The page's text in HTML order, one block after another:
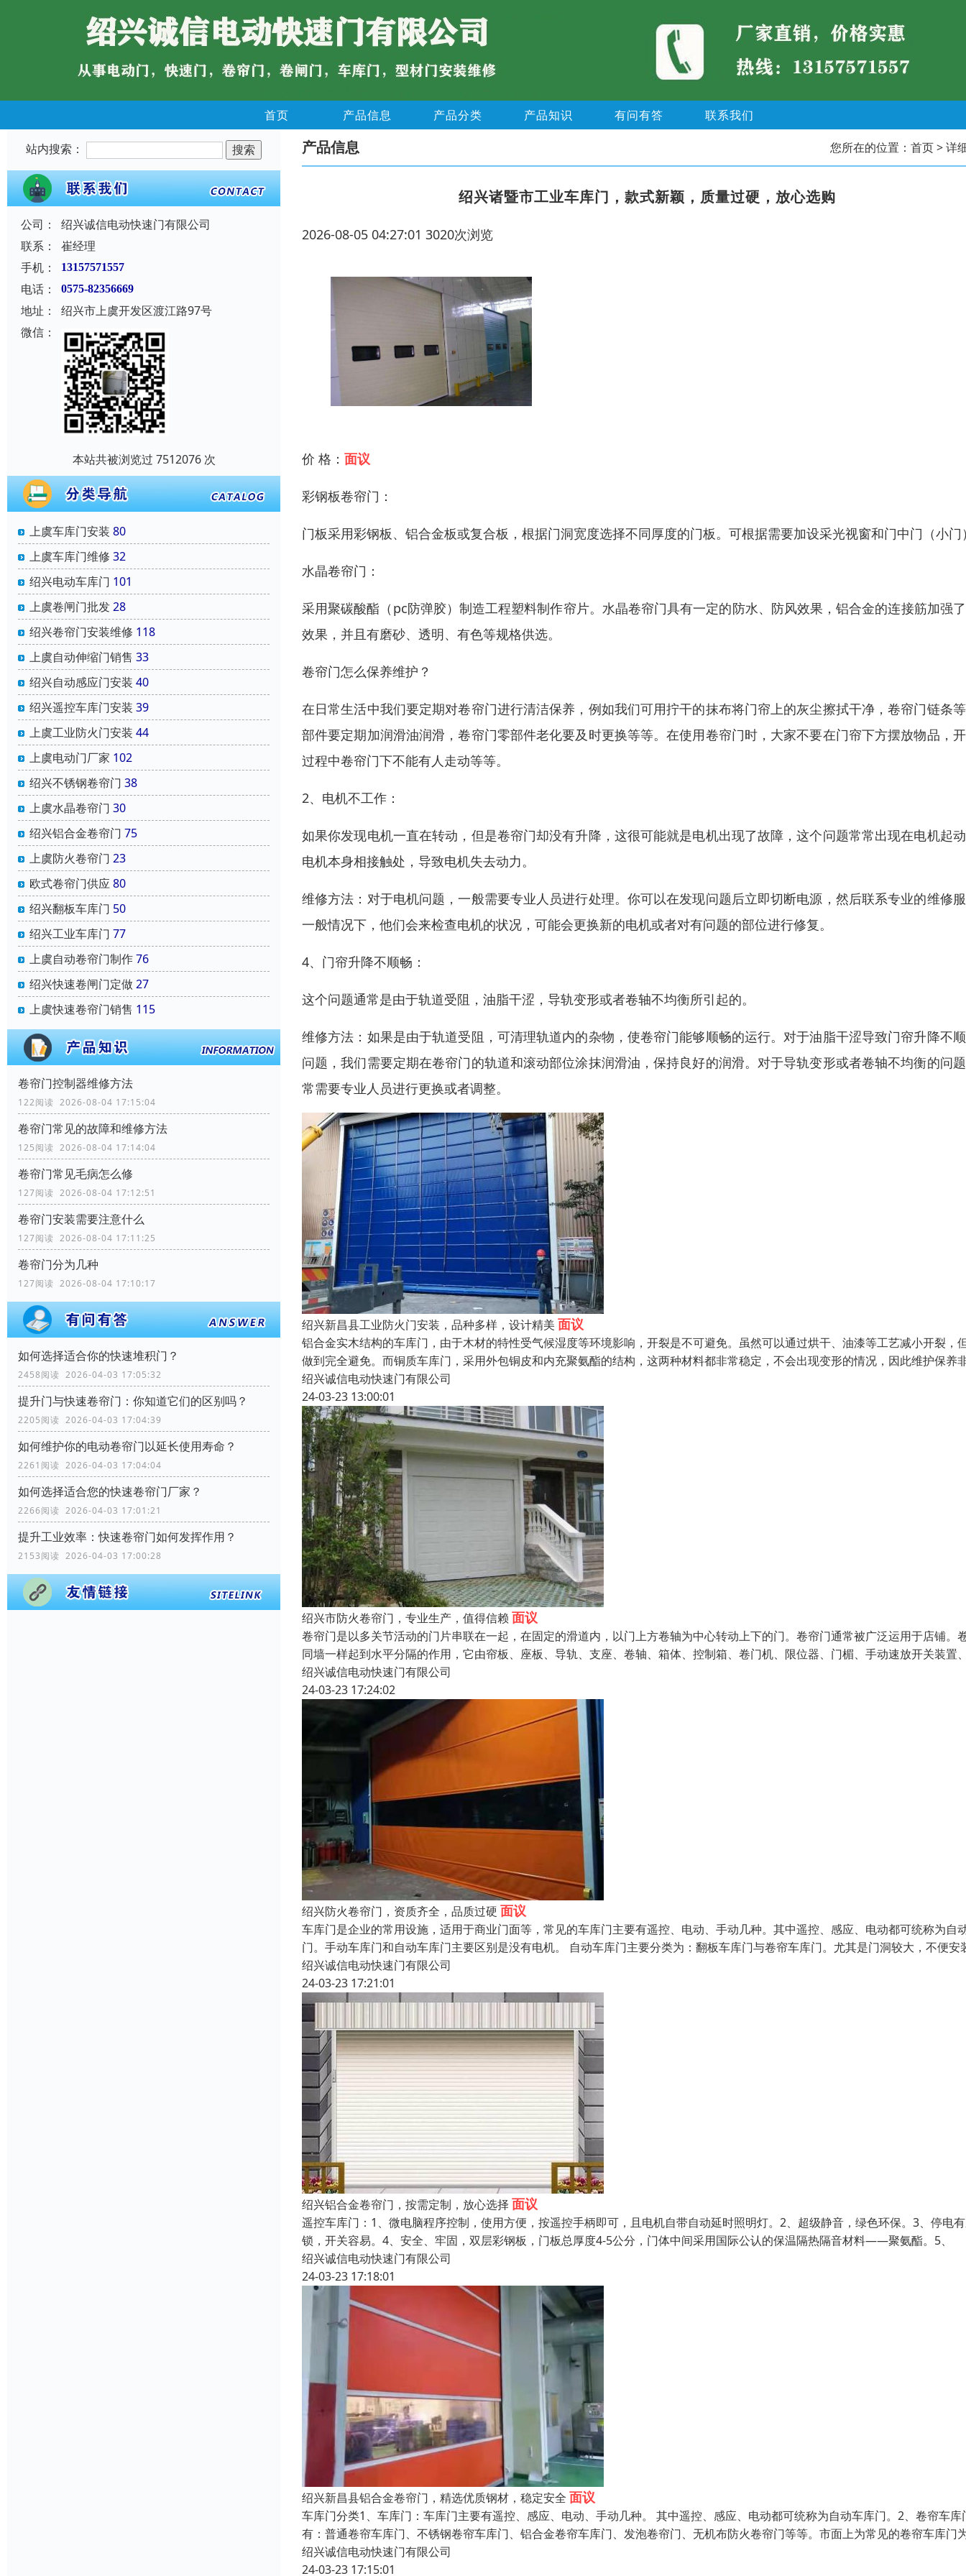
首页 产品信息 产品分类 产品知识 有问有答 联系我们
站内搜索：
公司：
绍兴诚信电动快速门有限公司
联系：
崔经理
手机：
13157571557
电话： 0575-82356669
地址：
绍兴市上虞开发区渡江路97号
微信：
本站共被浏览过 7512076 次
上虞车库门安装 80
上虞车库门维修 32
绍兴电动车库门 101
上虞卷闸门批发28
绍兴卷帘门安装维修 118
上虞自动伸缩门销售 33
绍兴自动感应门安装 40
绍兴遥控车库门安装 39
上虞工业防火门安装 44
上虞电动门厂家 102
绍兴不锈钢卷帘门 38
上虞水晶卷帘门 30
绍兴铝合金卷帘门 75
上虞防火卷帘门 23
欧式卷帘门供应80
绍兴翻板车库门 50
绍兴工业车库门 77
上虞自动卷帘门制作76
绍兴快速卷闸门定做27
上虞快速卷帘门销售 115
卷帘门控制器维修方法
122阅读 2026-08-04 17:15:04
卷帘门常见的故障和维修方法
125阅读 2026-08-04 17:14:04
卷帘门常见毛病怎么修
127阅读 2026-08-04 17:12:51
卷帘门安装需要注意什么
127阅读 2026-08-04 17:11:25
卷帘门分为几种
127阅读 2026-08-04 17:10:17
如何选择适合你的快速堆积门？
2458阅读 2026-04-03 17:05:32
提升门与快速卷帘门：你知道它们的区别吗？
2205阅读 2026-04-03 17:04:39
如何维护你的电动卷帘门以延长使用寿命？
2261阅读 2026-04-03 17:04:04
如何选择适合您的快速卷帘门厂家？
2266阅读 2026-04-03 17:01:21
提升工业效率：快速卷帘门如何发挥作用？
2153阅读 2026-04-03 17:00:28
产品信息 您所在的位置： 首页> 详
绍兴诸暨市工业车库门，款式新颖，质量过硬，放心选购
2026-08-05 04:27:01 3020次浏览
价 格： 面议
彩钢板卷帘门：
门板采用彩钢板、铝合金板或复合板，根据门洞宽度选择不同厚度的门板。可根据需要加设采光视窗和门中门（小门
水晶卷帘门：
采用聚碳酸酯（pc防弹胶）制造工程塑料制作帘片。水晶卷帘门具有一定的防水、防风效果，铝合金的连接筋加强
效果，并且有磨砂、透明、有色等规格供选。
卷帘门怎么保养维护？
在日常生活中我们要定期对卷帘门进行清洁保养，例如我们可用拧干的抹布将门帘上的灰尘擦拭干净，卷帘门链条
部件要定期加润滑油润滑，卷帘门零部件老化要及时更换等等。在使用卷帘门时，大家不要在门帘下方摆放物品，
过程中卷帘门下不能有人走动等等。
2、电机不工作：
如果你发现电机一直在转动，但是卷帘门却没有升降，这很可能就是电机出现了故障，这个问题常常出现在电机起
电机本身相接触处，导致电机失去动力。
维修方法：对于电机问题，一般需要专业人员进行处理。你可以在发现问题后立即切断电源，然后联系专业的维修
一般情况下，他们会来检查电机的状况，可能会更换新的电机或者对有问题的部位进行修复。
4、门帘升降不顺畅：
这个问题通常是由于轨道受阻，油脂干涩，导轨变形或者卷轴不均衡所引起的。
维修方法：如果是由于轨道受阻，可清理轨道内的杂物，使卷帘门能够顺畅的运行。对于油脂干涩导致门帘升降不
问题，我们需要定期在卷帘门的轨道和滚动部位涂抹润滑油，保持良好的润滑。对于导轨变形或者卷轴不均衡的问
常需要专业人员进行更换或者调整。
绍兴新昌县工业防火门安装，品种多样，设计精美 面议
铝合金实木结构的车库门，由于木材的特性受气候湿度等环境影响，开裂是不可避免。虽然可以通过烘干、油漆等工艺减小开裂，
做到完全避免。而铜质车库门，采用外包铜皮和内充聚氨酯的结构，这两种材料都非常稳定，不会出现变形的情况，因此维护保养
绍兴诚信电动快速门有限公司
24-03-23 13:00:01
绍兴市防火卷帘门，专业生产，值得信赖 面议
卷帘门是以多关节活动的门片串联在一起，在固定的滑道内，以门上方卷轴为中心转动上下的门。卷帘门通常被广泛运用于店铺。
同墙一样起到水平分隔的作用，它由帘板、座板、导轨、支座、卷轴、箱体、控制箱、卷门机、限位器、门楣、手动速放开关装置
绍兴诚信电动快速门有限公司
24-03-23 17:24:02
绍兴防火卷帘门，资质齐全，品质过硬 面议
车库门是企业的常用设施，适用于商业门面等，常见的车库门主要有遥控、电动、手动几种。其中遥控、感应、电动都可统称为自
门。手动车库门和自动车库门主要区别是没有电机。 自动车库门主要分类为：翻板车库门与卷帘车库门。尤其是门洞较大，不便安
绍兴诚信电动快速门有限公司
24-03-23 17:21:01
绍兴铝合金卷帘门，按需定制，放心选择 面议
遥控车库门：1、微电脑程序控制，使用方便，按遥控手柄即可，且电机自带自动延时照明灯。2、超级静音，绿色环保。3、停电
锁，开关容易。4、安全、牢固，双层彩钢板，门板总厚度4-5公分，门体中间采用国际公认的保温隔热隔音材料——聚氨酯。5、
绍兴诚信电动快速门有限公司
24-03-23 17:18:01
绍兴新昌县铝合金卷帘门，精选优质钢材，稳定安全 面议
车库门分类1、车库门：车库门主要有遥控、感应、电动、手动几种。 其中遥控、感应、电动都可统称为自动车库门。2、卷帘车库
有：普通卷帘车库门、不锈钢卷帘车库门、铝合金卷帘车库门、发泡卷帘门、无机布防火卷帘门等等。市面上为常见的卷帘车库门
绍兴诚信电动快速门有限公司
24-03-23 17:15:01